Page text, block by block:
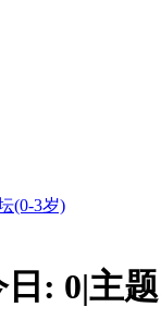
(0-3岁)
日: 0|主